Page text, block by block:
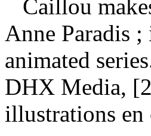
Caillou
Anne Paradis
animated
DHX Media,
illustrations